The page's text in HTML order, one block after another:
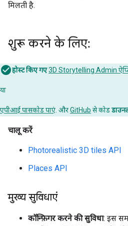
मिलती है.
शुरू करने के लिए:
होस्ट किए गए3D Storytelling Admin
या
एपीआई पासकोड पाएं . औरGitHub से कोड
चालू करें
Photorealistic 3D tiles API
Places API
मुख्य सुविधाएं
कॉन्फ़िगर करने की सुविधा: इस